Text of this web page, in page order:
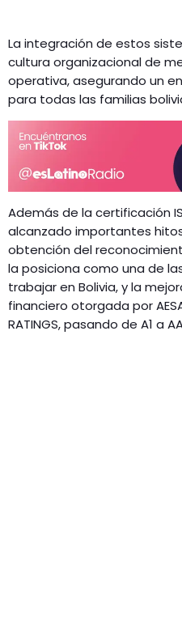
La integración de estos
cultura organizacional de
operativa, asegurando un
para todas las familias
Además de la certificación
alcanzado importantes
obtención del
la posiciona como una de
trabajar en Bolivia, y la
financiero otorgada por
RATINGS, pasando de A1 a